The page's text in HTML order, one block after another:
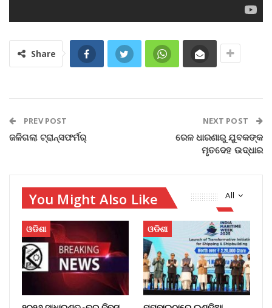
Share
PREV POST
ଜଳିଗଲା ଟ୍ରାନ୍ସଫର୍ମର୍‌
NEXT POST
ରେଳ ଧାରଣାରୁ ଯୁବକଙ୍କ
ମୃତଦେହ ଉଦ୍ଧାର
All
You Might Also Like
ଓଡିଶା ଓଡିଶା